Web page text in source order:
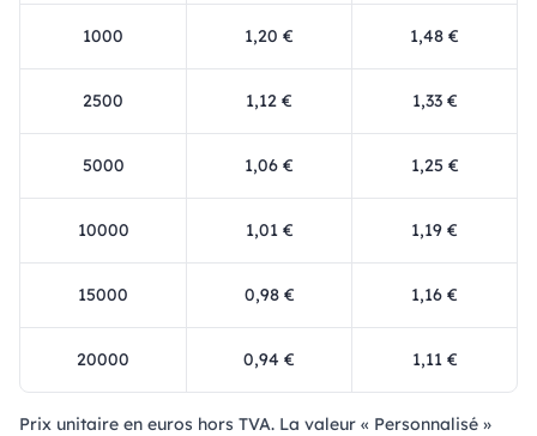
1000 1,20 € 1,48 €
2500 1,12 € 1,33 €
5000 1,06 € 1,25 €
10000 1,01 € 1,19 €
15000 0,98 € 1,16 €
20000 0,94 € 1,11 €
Prix ​​unitaire en euros hors TVA. La valeur « Personnalisé »